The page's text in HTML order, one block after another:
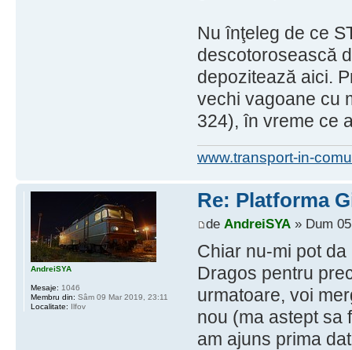
Nu înţeleg de ce
descotorosească
depozitează aici.
vechi vagoane cu
324), în vreme ce
www.transport-in-
Re: Platforma
de AndreiSYA» Dum
Chiar nu-mi pot
Dragos pentru
urmatoare, voi
nou (ma astept sa
am ajuns prima
AndreiSYA
Mesaje: 1046
Membru din: Sâm 09 Mar 2019, 23:11
Localitate: Ilfov